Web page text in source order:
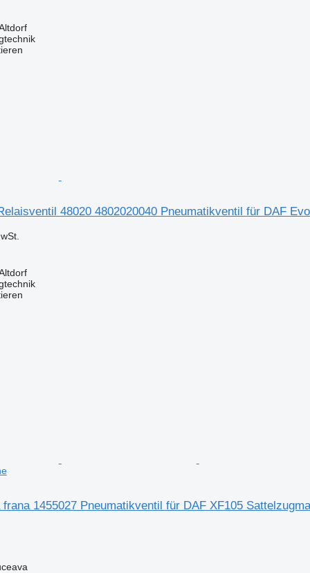
48020 4802020040 Pneumatikventil für DAF
frana 1455027 Pneumatikventil für DAF XF105